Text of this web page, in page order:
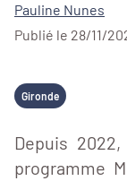
Pauline Nunes
Publié le 28/11/
Gironde
Depuis
programme